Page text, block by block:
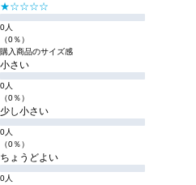
★☆☆☆☆
0人
（0％）
購入商品のサイズ感
小さい
0人
（0％）
少し小さい
0人
（0％）
ちょうどよい
0人